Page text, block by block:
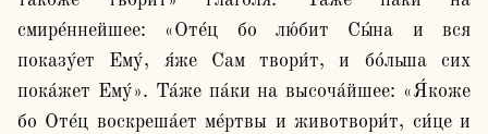
смире́ннейшее: «Оте́ц бо лю́бит Сы́на и вся
показу́ет Ему́, я́же Сам твори́т, и бо́льша сих
пока́жет Ему́». Та́же па́ки на высоча́йшее: «Я́коже
бо Оте́ц воскреша́ет ме́ртвы и животвори́т, си́це и